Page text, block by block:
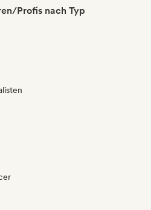
Profis nach Typ